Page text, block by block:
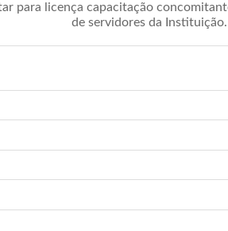
para licença capacitação
de servidores da Instituição.